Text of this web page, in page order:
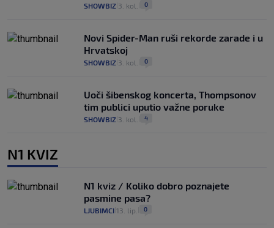
SHOWBIZ 3. kol. 0
Novi Spider-Man ruši rekorde zarade i u
Hrvatskoj
SHOWBIZ 3. kol. 0
Uoči šibenskog koncerta, Thompsonov
tim publici uputio važne poruke
SHOWBIZ 3. kol. 4
N1 KVIZ
N1 kviz / Koliko dobro poznajete
pasmine pasa?
LJUBIMCI 13. lip. 0